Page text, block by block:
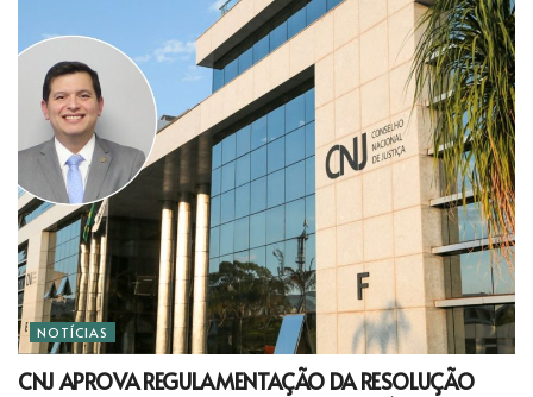
NOTÍCIAS
CNJ APROVA REGULAMENTAÇÃO DA RESOLUÇÃO